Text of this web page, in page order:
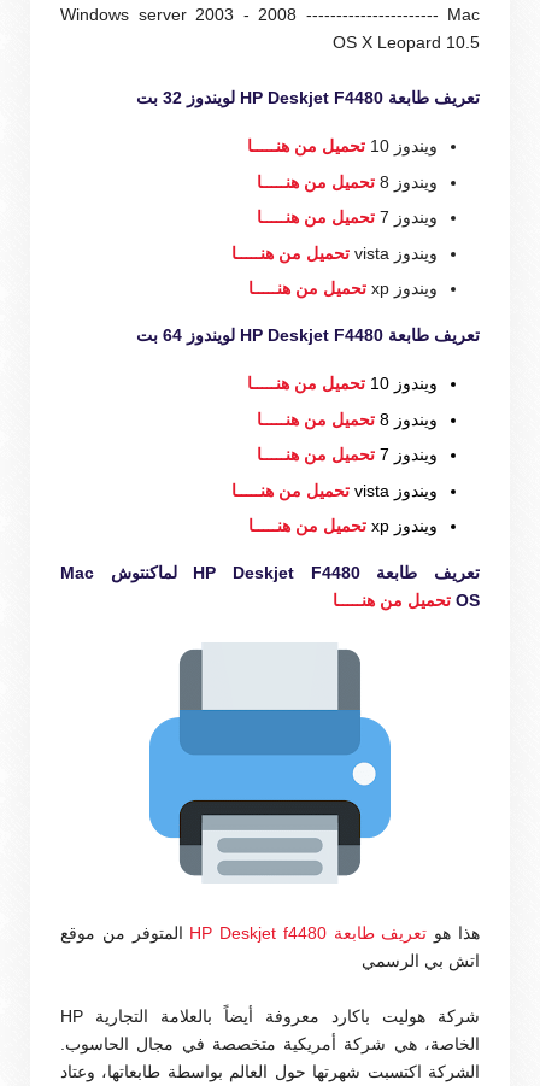
Windows server 2003 - 2008 ---------------------- Mac
OS X Leopard 10.5
تعريف طابعة HP Deskjet F4480 لويندوز 32 بت
ويندوز 10
تحميل من هنـــــا
ويندوز 8
تحميل من هنـــــا
ويندوز 7
تحميل من هنـــــا
ويندوز vista
تحميل من هنـــــا
ويندوز xp
تحميل من هنـــــا
تعريف طابعة HP Deskjet F4480 لويندوز 64 بت
ويندوز 10
تحميل من هنـــــا
ويندوز 8
تحميل من هنـــــا
ويندوز 7
تحميل من هنـــــا
ويندوز vista
تحميل من هنـــــا
ويندوز xp
تحميل من هنـــــا
تعريف طابعة HP Deskjet F4480 لماكنتوش Mac
OS تحميل من هنـــــا
هذا هو تعريف طابعة HP Deskjet f4480
المتوفر من موقع
اتش بي الرسمي
شركة هوليت باكارد معروفة أيضاً بالعلامة التجارية HP
الخاصة، هي شركة أمريكية متخصصة في مجال الحاسوب.
الشركة اكتسبت شهرتها حول العالم بواسطة طابعاتها، وعتاد